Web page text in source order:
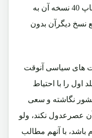
شد که درهمان روزهای اول بعد ازچاپ 40 نسخه آن به
نسخ دیگرآن بدون
های سیاسی آنوقت
را با احتیاط
نگاشته و سعی
عصرعدول نکند، ولو
باشد، با آنهم مطالب